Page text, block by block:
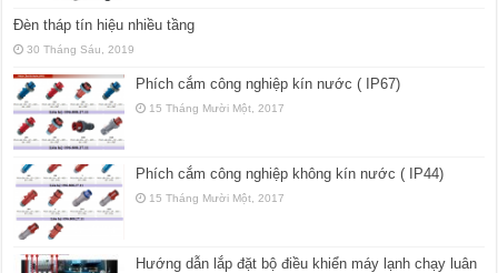
Đèn tháp tín hiệu nhiều tầng
30 Tháng Sáu, 2019
Phích cắm công nghiệp kín nước ( IP67)
15 Tháng Mười Một, 2017
Phích cắm công nghiệp không kín nước ( IP44)
15 Tháng Mười Một, 2017
Hướng dẫn lắp đặt bộ điều khiển máy lạnh chạy luân